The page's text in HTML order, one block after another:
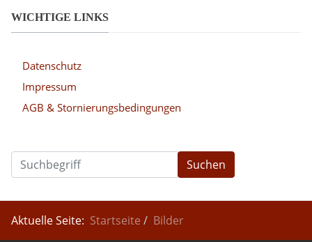
WICHTIGE LINKS
Datenschutz
Impressum
AGB & Stornierungsbedingungen
Suchen
Aktuelle Seite: Startseite Bilder